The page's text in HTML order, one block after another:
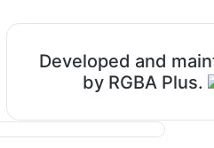
Developed and
by RGBA Plus.